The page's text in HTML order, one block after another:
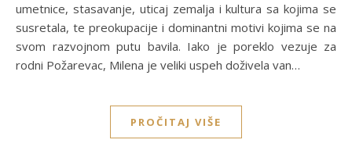
umetnice, stasavanje, uticaj zemalja i kultura sa kojima se
susretala, te preokupacije i dominantni motivi kojima se na
svom razvojnom putu bavila. Iako je poreklo vezuje za
rodni Požarevac, Milena je veliki uspeh doživela van…
PROČITAJ VIŠE